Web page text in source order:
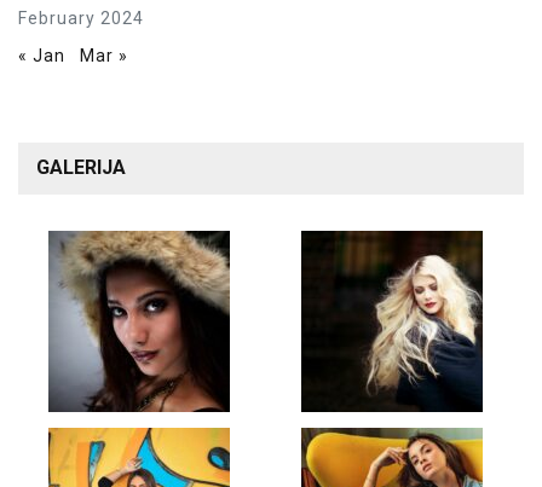
February 2024
« Jan Mar »
GALERIJA